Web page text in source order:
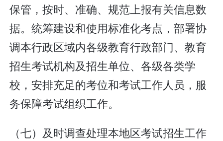
保管，按时、准确、规范上报有关信息数
据。统筹建设和使用标准化考点，部署协
调本行政区域内各级教育行政部门、教育
招生考试机构及招生单位、各级各类学
校，安排充足的考位和考试工作人员，服
务保障考试组织工作。
（七）及时调查处理本地区考试招生工作